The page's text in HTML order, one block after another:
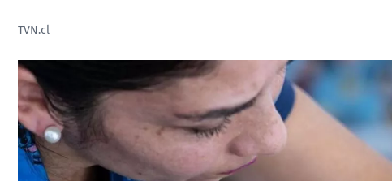
TVN.cl